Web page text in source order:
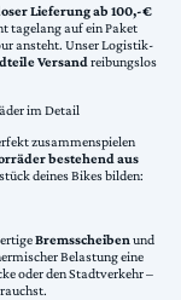
Lieferung ab 100,-€
tagelang auf ein Paket
ansteht. Unser Logistik-
Versand reibungslos
im Detail
zusammenspielen
bestehend aus
deines Bikes bilden:
Bremsscheiben und
Belastung eine
oder den Stadtverkehr –